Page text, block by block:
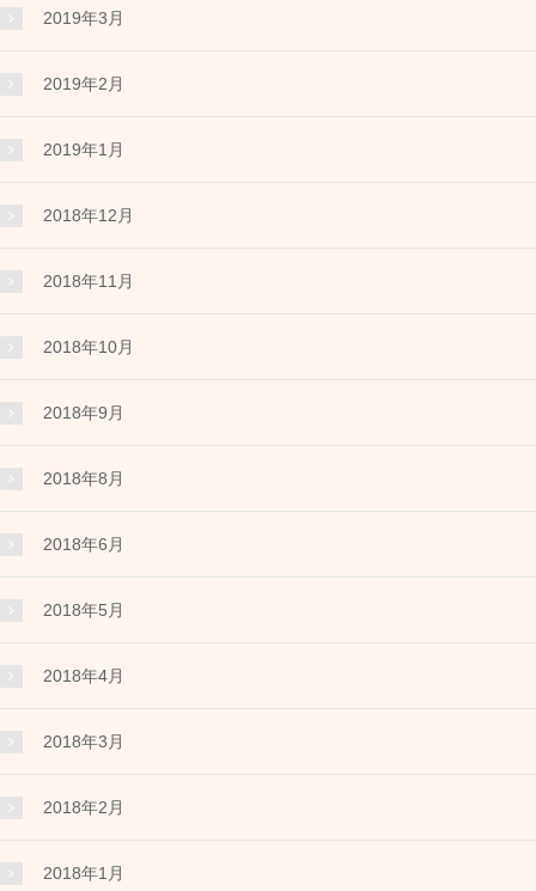
2019年3月
2019年2月
2019年1月
2018年12月
2018年11月
2018年10月
2018年9月
2018年8月
2018年6月
2018年5月
2018年4月
2018年3月
2018年2月
2018年1月